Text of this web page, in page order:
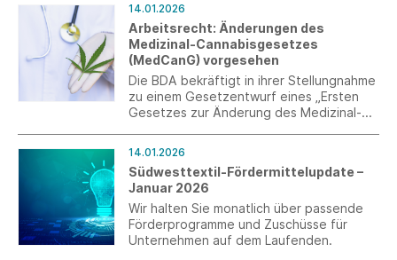
seit dem 10. Januar 2026.
14.01.2026
Arbeitsrecht: Änderungen des
Medizinal-Cannabisgesetzes
(MedCanG) vorgesehen
Die BDA bekräftigt in ihrer Stellungnahme
zu einem Gesetzentwurf eines „Ersten
Gesetzes zur Änderung des Medizinal-
einer Arbeitsunfähigkeitsbescheinigung.
14.01.2026
Südwesttextil-Fördermittelupdate –
Januar 2026
Wir halten Sie monatlich über passende
Förderprogramme und Zuschüsse für
Unternehmen auf dem Laufenden.